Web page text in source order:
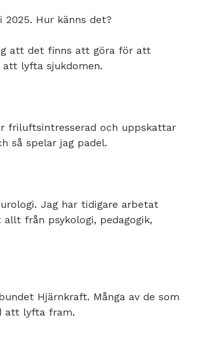
2025. Hur känns det?
att det finns att göra för att
att lyfta sjukdomen.
friluftsintresserad och uppskattar
så spelar jag padel.
Jag har tidigare arbetat
från psykologi, pedagogik,
Hjärnkraft. Många av de som
att lyfta fram.